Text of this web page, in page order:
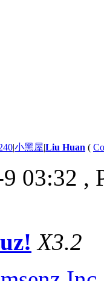
|小黑屋|Liu Huan (
03:32 ,
X3.2